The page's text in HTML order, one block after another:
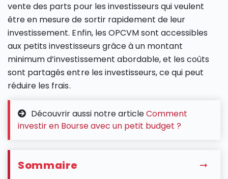
vente des parts pour les investisseurs qui veulent
être en mesure de sortir rapidement de leur
investissement. Enfin, les OPCVM sont accessibles
aux petits investisseurs grâce à un montant
minimum d’investissement abordable, et les coûts
sont partagés entre les investisseurs, ce qui peut
réduire les frais.
Découvrir aussi notre articleComment
investir en Bourse avec un petit budget ?
Sommaire